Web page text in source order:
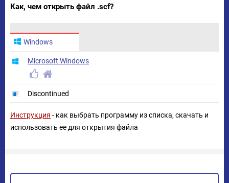
Как, чем открыть файл .scf?
Windows
Microsoft Windows
Discontinued
Инструкция - как выбрать программу из списка, скачать и
использовать ее для открытия файла